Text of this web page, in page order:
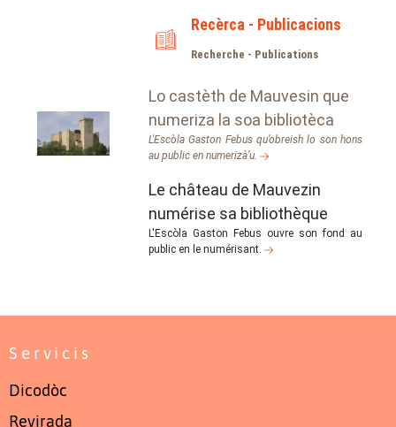
Recèrca - Publicacions
Recherche - Publications
Lo castèth de Mauvesin que
numeriza la soa bibliotèca
L'Escòla Gaston Febus qu’obreish lo son hons
au public en numerizà’u.
Le château de Mauvezin
numérise sa bibliothèque
L'Escòla Gaston Febus ouvre son fond au
public en le numérisant.
Servicis
Dicodòc
Revirada